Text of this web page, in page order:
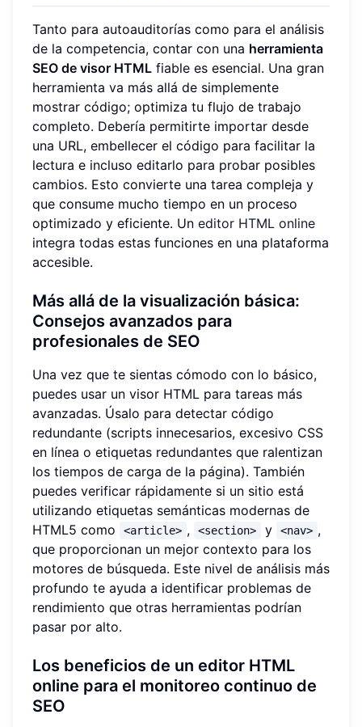
Tanto para autoauditorías como para el análisis
de la competencia, contar con una herramienta
SEO de visor HTML fiable es esencial. Una gran
herramienta va más allá de simplemente
mostrar código; optimiza tu flujo de trabajo
completo. Debería permitirte importar desde
una URL, embellecer el código para facilitar la
lectura e incluso editarlo para probar posibles
cambios. Esto convierte una tarea compleja y
que consume mucho tiempo en un proceso
optimizado y eficiente. Un editor HTML online
integra todas estas funciones en una plataforma
accesible.
Más allá de la visualización básica:
Consejos avanzados para
profesionales de SEO
Una vez que te sientas cómodo con lo básico,
puedes usar un visor HTML para tareas más
avanzadas. Úsalo para detectar código
redundante (scripts innecesarios, excesivo CSS
en línea o etiquetas redundantes que ralentizan
los tiempos de carga de la página). También
puedes verificar rápidamente si un sitio está
utilizando etiquetas semánticas modernas de
HTML5 como
<article> , <section> y <nav> ,
que proporcionan un mejor contexto para los
motores de búsqueda. Este nivel de análisis más
profundo te ayuda a identificar problemas de
rendimiento que otras herramientas podrían
pasar por alto.
Los beneficios de un editor HTML
online para el monitoreo continuo de
SEO